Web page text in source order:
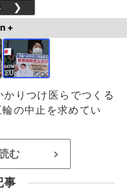
❯
+
かりつけ医らでつくる
の中止を求めてい
む >
事